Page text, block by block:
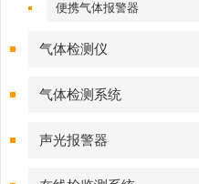
便携气体报警器
气体检测仪
气体检测系统
声光报警器